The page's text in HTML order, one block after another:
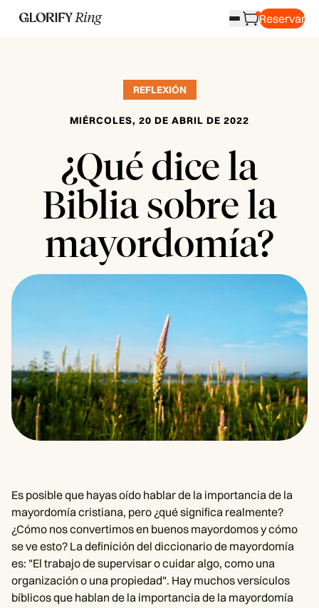
Reservar
REFLEXIÓN
MIÉRCOLES, 20 DE ABRIL DE 2022
¿Qué dice la
Biblia sobre la
mayordomía?
Es posible que hayas oído hablar de la importancia de la
mayordomía cristiana, pero ¿qué significa realmente?
¿Cómo nos convertimos en buenos mayordomos y cómo
se ve esto? La definición del diccionario de mayordomía
es: "El trabajo de supervisar o cuidar algo, como una
organización o una propiedad". Hay muchos versículos
bíblicos que hablan de la importancia de la mayordomía